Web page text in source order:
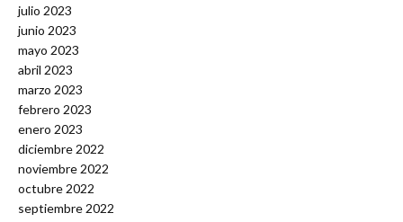
julio 2023
junio 2023
mayo 2023
abril 2023
marzo 2023
febrero 2023
enero 2023
diciembre 2022
noviembre 2022
octubre 2022
septiembre 2022